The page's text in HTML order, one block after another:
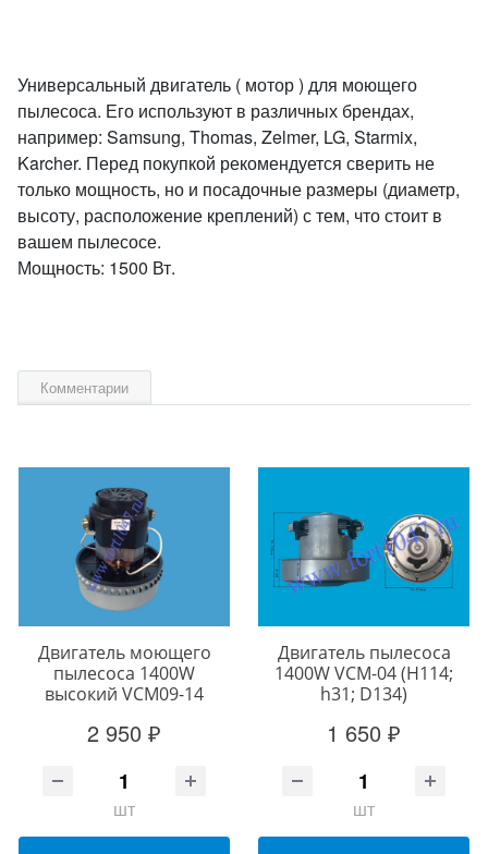
Универсальный двигатель ( мотор ) для моющего
пылесоса. Его используют в различных брендах,
например: Samsung, Thomas, Zelmer, LG, Starmix,
Karcher. Перед покупкой рекомендуется сверить не
только мощность, но и посадочные размеры (диаметр,
высоту, расположение креплений) с тем, что стоит в
вашем пылесосе.
Мощность: 1500 Вт.
Комментарии
Двигатель моющего
пылесоса 1400W
высокий VCM09-14
2 950 ₽
шт
Двигатель пылесоса
1400W VCM-04 (H114;
h31; D134)
1 650 ₽
шт